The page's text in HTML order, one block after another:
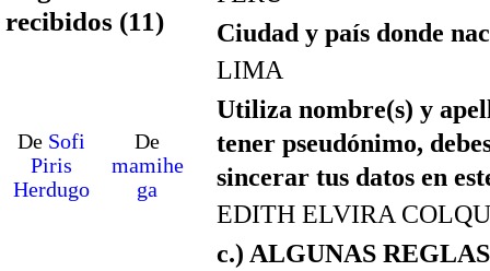
recibidos (11)
De Sofi
Piris
Herdugo
De
mamihe
ga
Ciudad y país donde
LIMA
Utiliza nombre(s) y
tener pseudónimo,
sincerar tus datos en
EDITH ELVIRA
c.) ALGUNAS